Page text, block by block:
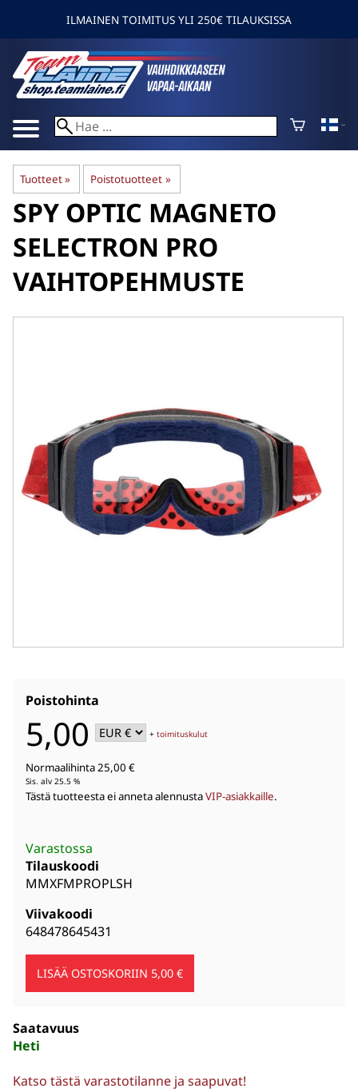
ILMAINEN TOIMITUS YLI 250€ TILAUKSISSA
Tuotteet‪» Poistotuotteet ‪»
SPY OPTIC MAGNETO
SELECTRON PRO
VAIHTOPEHMUSTE
Poistohinta
5,00 +toimituskulut
Normaalihinta 25,00 €
Sis. alv 25.5 %
Tästä tuotteesta ei anneta alennustaVIP-asiakkaille.
Varastossa
Tilauskoodi
MMXFMPROPLSH
Viivakoodi
648478645431
Saatavuus
Heti
Katso tästä varastotilanne ja saapuvat!